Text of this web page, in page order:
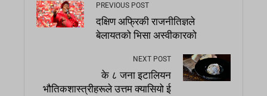
PREVIOUS POST
दक्षिण अफ्रिकी राजनीतिज्ञले
बेलायतको भिसा अस्वीकारको
NEXT POST
के ८ जना इटालियन
भौतिकशास्त्रीहरूले उत्तम क्यासियो ई